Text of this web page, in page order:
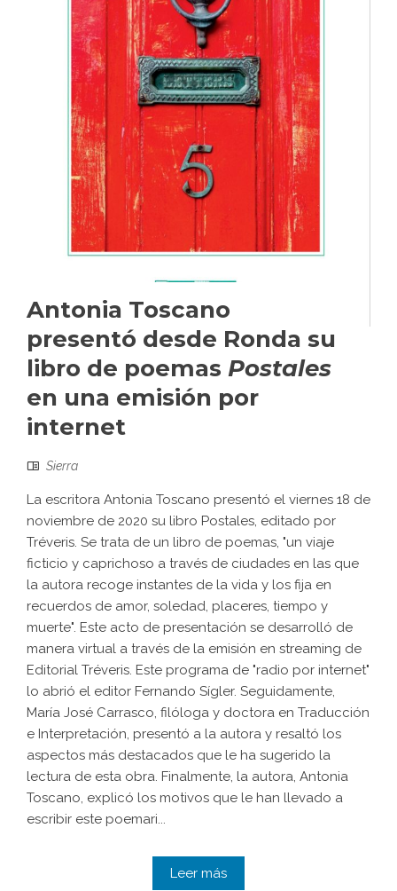
Antonia Toscano
presentó desde Ronda su
libro de poemas Postales
en una emisión por
internet
Sierra
La escritora Antonia Toscano presentó el viernes 18 de
noviembre de 2020 su libro Postales, editado por
Tréveris. Se trata de un libro de poemas, "un viaje
ficticio y caprichoso a través de ciudades en las que
la autora recoge instantes de la vida y los fija en
recuerdos de amor, soledad, placeres, tiempo y
muerte". Este acto de presentación se desarrolló de
manera virtual a través de la emisión en streaming de
Editorial Tréveris. Este programa de "radio por internet"
lo abrió el editor Fernando Sígler. Seguidamente,
María José Carrasco, filóloga y doctora en Traducción
e Interpretación, presentó a la autora y resaltó los
aspectos más destacados que le ha sugerido la
lectura de esta obra. Finalmente, la autora, Antonia
Toscano, explicó los motivos que le han llevado a
escribir este poemari...
Leer más